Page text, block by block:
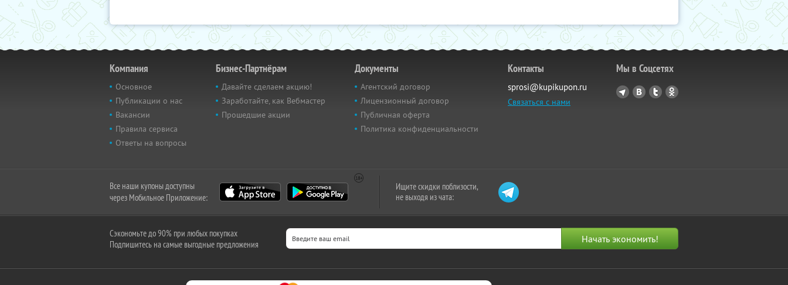
Компания
Основное
Публикации о нас
Вакансии
Правила сервиса
Ответы на вопросы
Бизнес-Партнёрам
Давайте сделаем акцию!
Заработайте, как Вебмастер
Прошедшие акции
Документы
Агентский договор
Лицензионный договор
Публичная оферта
Политика конфиденциальности
Контакты
sprosi@kupikupon.ru
Связаться с нами
Мы в Соцсетях
Все наши купоны доступны
через Мобильное Приложение:
Ищите скидки поблизости,
не выходя из чата:
Сэкономьте до 90% при любых покупках
Подпишитесь на самые выгодные предложения